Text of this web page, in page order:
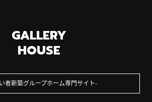
GALLERY
HOUSE
者新築グループホーム専門サイト